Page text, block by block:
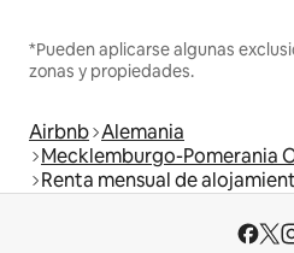
*Pueden aplicarse algunas
zonas y propiedades.
Airbnb Alemania
Mecklemburgo-Pomerania
Renta mensual de